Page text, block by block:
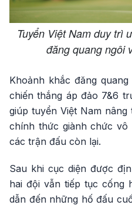
Tuyển Việt Nam duy trì
đăng quang ngôi
Khoảnh khắc đăng
chiến thắng áp đảo 7&6
giúp tuyển Việt Nam
chính thức giành chức
các trận đấu còn lại.
Sau khi cục diện được
hai đội vẫn tiếp tục cống
dẫn đến những hố đấu